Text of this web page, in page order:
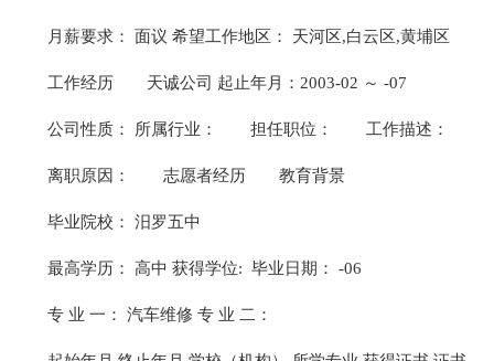
月薪要求： 面议 希望工作地区： 天河区,白云区,黄埔区
工作经历 天诚公司 起止年月：2003-02 ～ -07
公司性质： 所属行业： 担任职位： 工作描述：
离职原因： 志愿者经历 教育背景
毕业院校： 汨罗五中
最高学历： 高中 获得学位: 毕业日期： -06
专 业 一： 汽车维修 专 业 二：